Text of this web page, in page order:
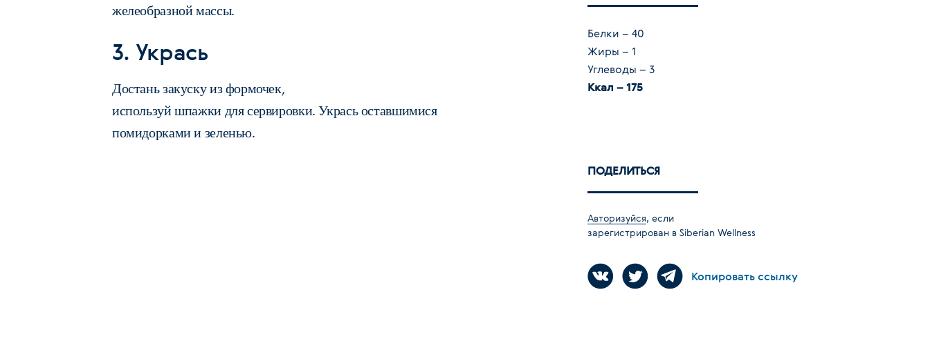
желеобразной массы.
3. Укрась
Достань закуску из формочек,
используй шпажки для сервировки. Укрась оставшимися
помидорками и зеленью.
Белки – 40
Жиры – 1
Углеводы – 3
Ккал – 175
ПОДЕЛИТЬСЯ
Авторизуйся, если
зарегистрирован в Siberian Wellness
Копировать ссылку